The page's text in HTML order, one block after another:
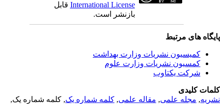
International Licenseقابل
بازنشر است.
های مرتبط
کمیسیون نشریات وزارت بهداشت
کمسیون نشریات وزارت علوم
شرکت یکتاوب
کلیدی
,مجله علمی, مقاله علمی, کلمه شماره یک, کلمه شماره یک,